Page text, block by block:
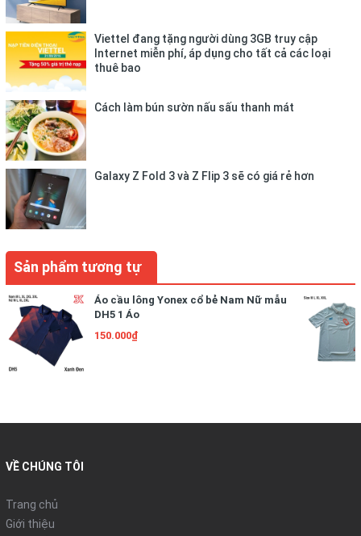
👉Quý khách có gặp bất cứ khó khăn nào trong việc chọn size,
chọn mẫu,... hay khó khăn trong các thao tác mua hàng trên
Shop thì đừng ngần ngại hãy Chat ngay cho Shop để Shop tư
vấn, hướng dẫn cho quý khách. *Nếu quý khách cần đặt áo
tên công ty, in logo, in slogan,...) vui lòng liên hệ trực tiếp với
Shop để được hỗ trợ và báo giá tốt nhất.
Viettel đang tặng người dùng 3GB truy cập
Internet miễn phí, áp dụng cho tất cả các loại
thuê bao
Cách làm bún sườn nấu sấu thanh mát
Galaxy Z Fold 3 và Z Flip 3 sẽ có giá rẻ hơn
Sản phẩm tương tự
Áo cầu lông Yonex cổ bẻ Nam Nữ mẫu
DH5 1 Áo
150.000₫
VỀ CHÚNG TÔI
Trang chủ
Giới thiệu